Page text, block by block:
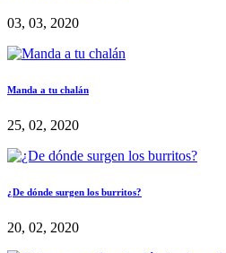
03, 03, 2020
Manda a tu chalán
25, 02, 2020
¿De dónde surgen los burritos?
20, 02, 2020